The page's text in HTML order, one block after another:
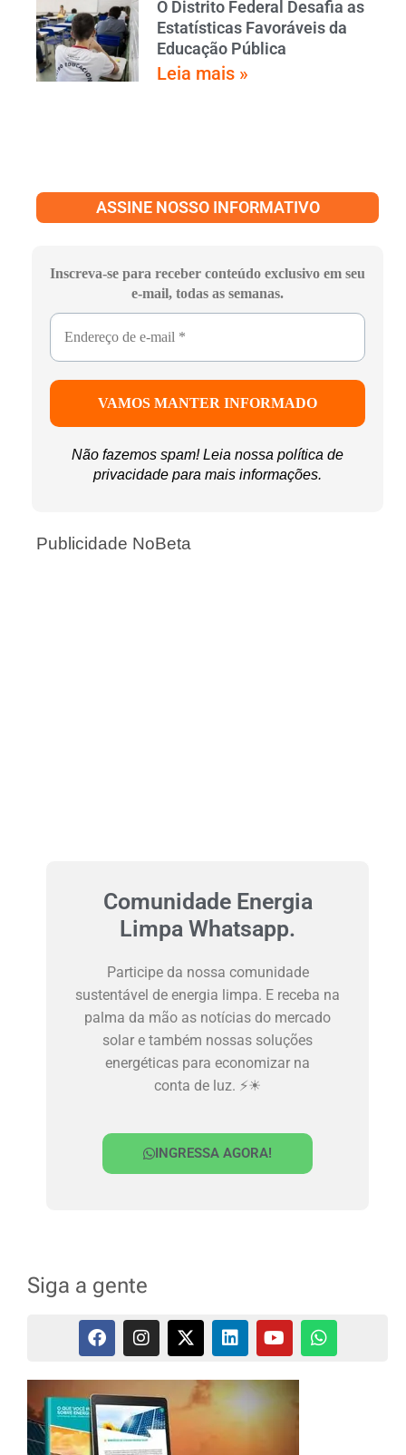
O Distrito Federal Desafia as
Estatísticas Favoráveis da
Educação Pública
Leia mais »
ASSINE NOSSO INFORMATIVO
Inscreva-se para receber conteúdo exclusivo em seu
e-mail, todas as semanas.
Não fazemos spam! Leia nossa política de
privacidade para mais informações.
Publicidade NoBeta
Comunidade Energia
Limpa Whatsapp.
Participe da nossa comunidade
sustentável de energia limpa. E receba na
palma da mão as notícias do mercado
solar e também nossas soluções
energéticas para economizar na
conta de luz. ⚡☀
INGRESSA AGORA!
Siga a gente